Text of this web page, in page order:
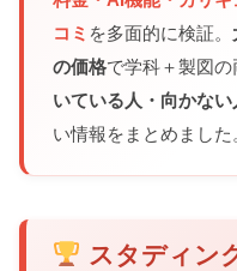
コミ を多面的に検証。
の価格で学科＋製図の
いている人・向かない
い情報をまとめました
スタディン